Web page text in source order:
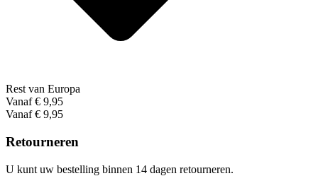
Rest van Europa
Vanaf € 9,95
Vanaf € 9,95
Retourneren
U kunt uw bestelling binnen 14 dagen retourneren.